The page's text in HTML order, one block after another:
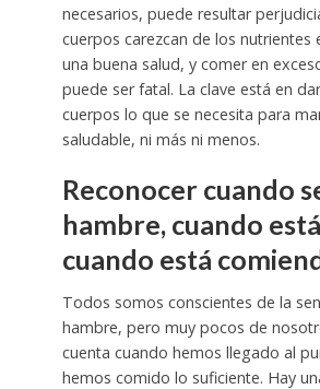
necesarios, puede resultar
cuerpos carezcan de los nutrientes
una buena salud, y comer en
puede ser fatal. La clave está en
cuerpos lo que se necesita para
saludable, ni más ni menos.
Reconocer cuando
hambre, cuando
cuando está
Todos somos conscientes de la
hambre, pero muy pocos de
cuenta cuando hemos llegado al
hemos comido lo suficiente. Hay